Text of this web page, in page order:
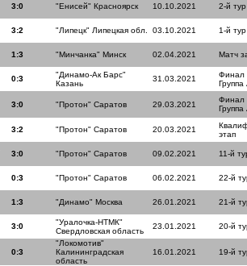
3:0 "Енисей" Красноярск 10.10.2021 2-й тур
3:2 "Липецк" Липецкая обл. 03.10.2021 1-й тур
1:3 "Минчанка" Минск 02.04.2021 Матч
0:3
"Динамо-Ак Барс"
Казань
31.03.2021
Финал
Группа
3:0 "Протон" Саратов 29.03.2021
Финал
Группа
3:2 "Протон" Саратов 20.03.2021
этап
3:0 "Протон" Саратов 09.02.2021 11-й
0:3 "Протон" Саратов 06.02.2021 22-й
1:3 "Динамо" Москва 26.01.2021 21-й
3:0
"Уралочка-НТМК"
Свердловская область
23.01.2021 20-й
0:3
"Локомотив"
Калининградская
область
16.01.2021 19-й